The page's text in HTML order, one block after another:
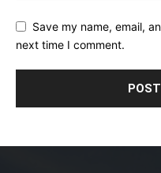
Save my name, email,
next time I comment.